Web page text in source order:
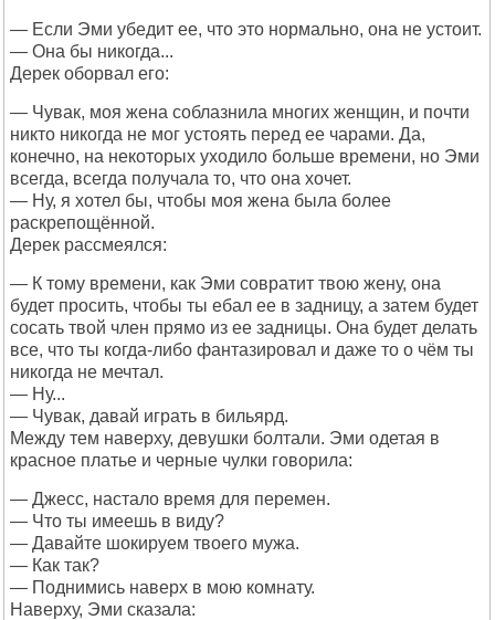
— Если Эми убедит ее, что это нормально, она не устоит.
— Она бы никогда...
Дерек оборвал его:
— Чувак, моя жена соблазнила многих женщин, и почти
никто никогда не мог устоять перед ее чарами. Да,
конечно, на некоторых уходило больше времени, но Эми
всегда, всегда получала то, что она хочет.
— Ну, я хотел бы, чтобы моя жена была более
раскрепощённой.
Дерек рассмеялся:
— К тому времени, как Эми совратит твою жену, она
будет просить, чтобы ты ебал ее в задницу, а затем будет
сосать твой член прямо из ее задницы. Она будет делать
все, что ты когда-либо фантазировал и даже то о чём ты
никогда не мечтал.
— Ну...
— Чувак, давай играть в бильярд.
Между тем наверху, девушки болтали. Эми одетая в
красное платье и черные чулки говорила:
— Джесс, настало время для перемен.
— Что ты имеешь в виду?
— Давайте шокируем твоего мужа.
— Как так?
— Поднимись наверх в мою комнату.
Наверху, Эми сказала: